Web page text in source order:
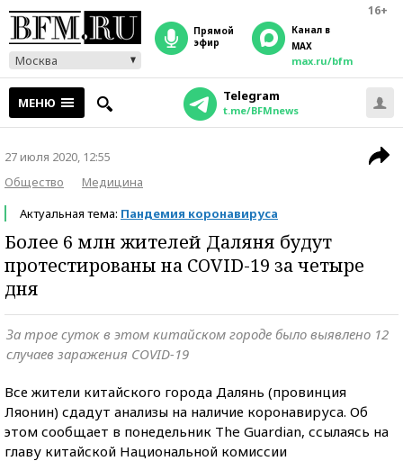
16+
Москва
прямой
эфир
Канал в
MAX
max.ru/bfm
МЕНЮ Telegram
t.me/BFMnews
27 июля 2020, 12:55
Общество
Медицина
Актуальная тема: Пандемия коронавируса
Более 6 млн жителей Даляня будут
протестированы на COVID-19 за четыре
дня
За трое суток в этом китайском городе было выявлено 12
случаев заражения COVID-19
Все жители китайского города Далянь (провинция
Ляонин) сдадут анализы на наличие коронавируса. Об
этом сообщает в понедельник The Guardian, ссылаясь на
главу китайской Национальной комиссии